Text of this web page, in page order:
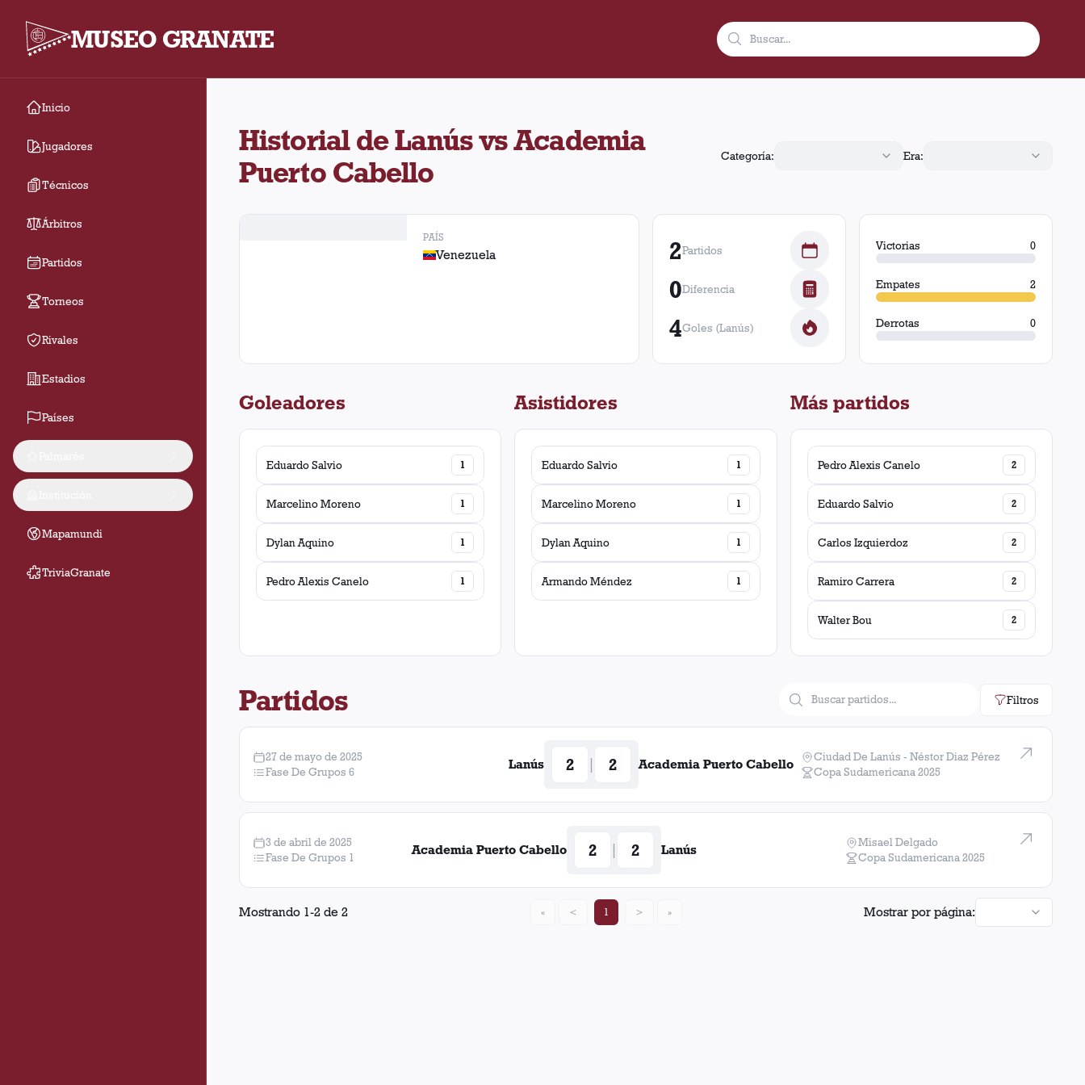
MUSEO GRANATE
Inicio
Jugadores
Técnicos
Árbitros
Partidos
Torneos
Rivales
Estadios
Países
Mapamundi
TriviaGranate
Historial de Lanús vs Academia
Puerto Cabello
Categoría: Era:
PAÍS
Venezuela 2Partidos
0Diferencia
4Goles (Lanús)
Victorias 0
Empates 2
Derrotas 0
Goleadores
Eduardo Salvio 1
Marcelino Moreno 1
Dylan Aquino 1
Pedro Alexis Canelo 1
Asistidores
Eduardo Salvio 1
Marcelino Moreno 1
Dylan Aquino 1
Armando Méndez 1
Más partidos
Pedro Alexis Canelo 2
Eduardo Salvio 2
Carlos Izquierdoz 2
Ramiro Carrera 2
Walter Bou 2
Partidos Filtros
27 de mayo de 2025
Fase De Grupos 6
Lanús 2 2 Academia Puerto Cabello
Ciudad De Lanús - Néstor Diaz Pérez
Copa Sudamericana 2025
3 de abril de 2025
Fase De Grupos 1
Academia Puerto Cabello 2 2 Lanús
Misael Delgado
Copa Sudamericana 2025
Mostrando 1-2 de 2 « < 1 > » Mostrar por página: